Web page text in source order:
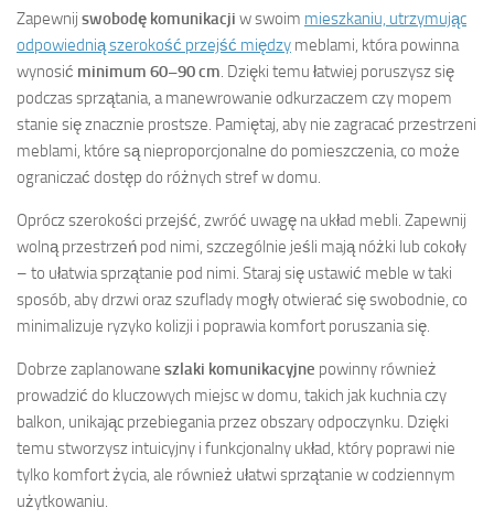
Zapewnij swobodę komunikacji w swoim mieszkaniu, utrzymując
odpowiednią szerokość przejść między meblami, która powinna
wynosić minimum 60–90 cm . Dzięki temu łatwiej poruszysz się
podczas sprzątania, a manewrowanie odkurzaczem czy mopem
stanie się znacznie prostsze. Pamiętaj, aby nie zagracać przestrzeni
meblami, które są nieproporcjonalne do pomieszczenia, co może
ograniczać dostęp do różnych stref w domu.
Oprócz szerokości przejść, zwróć uwagę na układ mebli. Zapewnij
wolną przestrzeń pod nimi, szczególnie jeśli mają nóżki lub cokoły
– to ułatwia sprzątanie pod nimi. Staraj się ustawić meble w taki
sposób, aby drzwi oraz szuflady mogły otwierać się swobodnie, co
minimalizuje ryzyko kolizji i poprawia komfort poruszania się.
Dobrze zaplanowane szlaki komunikacyjne powinny również
prowadzić do kluczowych miejsc w domu, takich jak kuchnia czy
balkon, unikając przebiegania przez obszary odpoczynku. Dzięki
temu stworzysz intuicyjny i funkcjonalny układ, który poprawi nie
tylko komfort życia, ale również ułatwi sprzątanie w codziennym
użytkowaniu.